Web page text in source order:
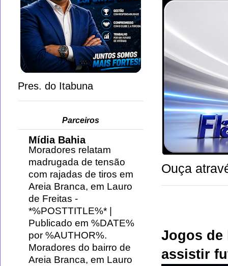
Ouça
Jogos de
assistir
Pres. do Itabuna
Parceiros
Mídia Bahia
Moradores relatam
madrugada de tensão
com rajadas de tiros em
Areia Branca, em Lauro
de Freitas -
*%POSTTITLE%* |
Publicado em %DATE%
por %AUTHOR%.
Moradores do bairro de
Areia Branca, em Lauro